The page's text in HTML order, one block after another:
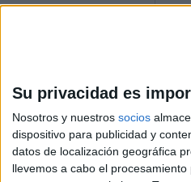
Su privacidad es
Nosotros y nuestros socios
dispositivo para publicidad y
datos de localización geográfica
llevemos a cabo el